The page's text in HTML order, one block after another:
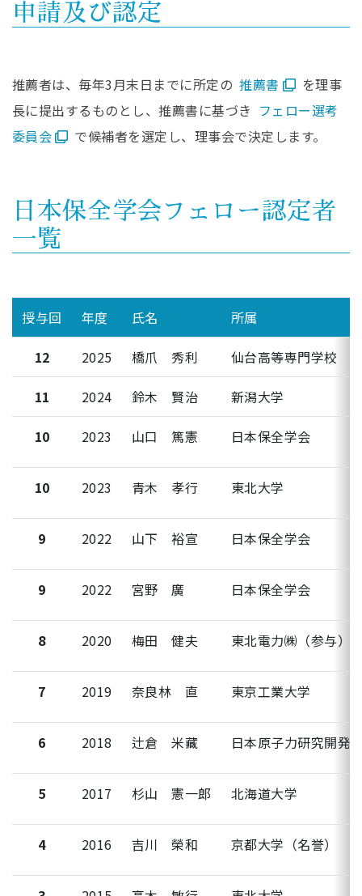
申請及び認定
推薦者は、毎年3月末日までに所定の 推薦書
を理事
長に提出するものとし、推薦書に基づき フェロー選考
委員会
で候補者を選定し、理事会で決定します。
日本保全学会フェロー認定者
一覧
授与回 年度 氏名 所属
12 2025 橋爪 秀利 仙台高等専門学校
11 2024 鈴木 賢治 新潟大学
10 2023 山口 篤憲 日本保全学会
10 2023 青木 孝行 東北大学
9 2022 山下 裕宣 日本保全学会
9 2022 宮野 廣 日本保全学会
8 2020 梅田 健夫 東北電力㈱（参与）
7 2019 奈良林 直 東京工業大学
6 2018 辻倉 米藏 日本原子力研究開発
5 2017 杉山 憲一郎 北海道大学
4 2016 吉川 榮和 京都大学（名誉）